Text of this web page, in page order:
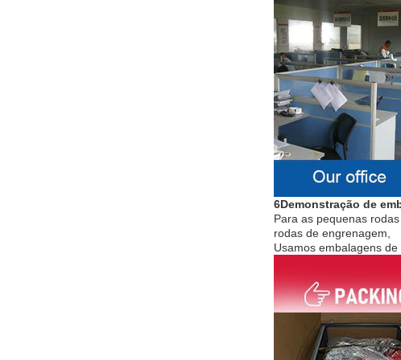
6Demonstração de
Para as pequenas
rodas de engrenagem,
Usamos embalagens